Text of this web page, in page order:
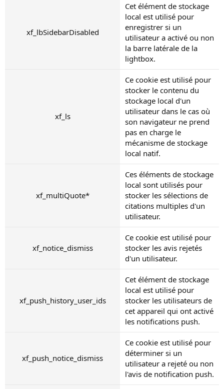
xf_lbSidebarDisabled
Cet élément de stockage
local est utilisé pour
enregistrer si un
utilisateur a activé ou non
la barre latérale de la
lightbox.
xf_ls
Ce cookie est utilisé pour
stocker le contenu du
stockage local d'un
utilisateur dans le cas où
son navigateur ne prend
pas en charge le
mécanisme de stockage
local natif.
xf_multiQuote*
Ces éléments de stockage
local sont utilisés pour
stocker les sélections de
citations multiples d'un
utilisateur.
xf_notice_dismiss
Ce cookie est utilisé pour
stocker les avis rejetés
d'un utilisateur.
xf_push_history_user_ids
Cet élément de stockage
local est utilisé pour
stocker les utilisateurs de
cet appareil qui ont activé
les notifications push.
xf_push_notice_dismiss
Ce cookie est utilisé pour
déterminer si un
utilisateur a rejeté ou non
l'avis de notification push.